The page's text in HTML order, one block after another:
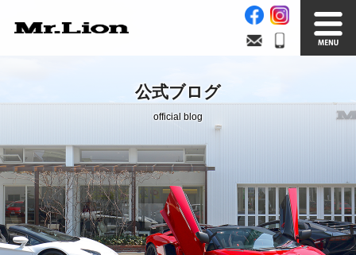
在庫車情報 買取無料査定
Factory
自社工場 サービス案内
Official Blog Company info.
公式ブログ
official blog